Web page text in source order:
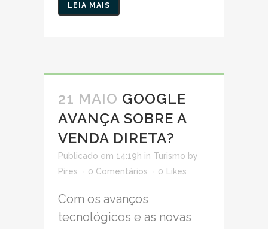
LEIA MAIS
21 MAIO GOOGLE
AVANÇA SOBRE A
VENDA DIRETA?
Publicado em 14:19h in Turismo by
Pires
0 Comentários 0 Likes
Com os avanços
tecnológicos e as novas